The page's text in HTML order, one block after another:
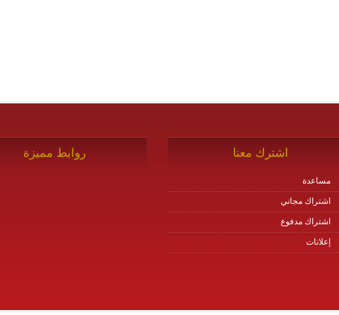
اشترك معنا
مساعدة
اشتراك مجاني
اشتراك مدفوع
إعلانات
روابط مميزة